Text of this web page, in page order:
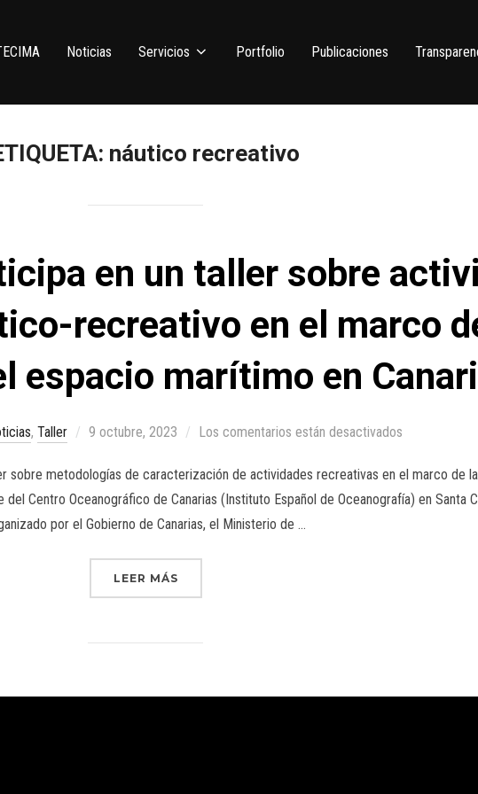
Noticias Servicios Portfolio Publicaciones
náutico recreativo
en un taller sobre
recreativo en el marco
espacio marítimo en
, Taller 9 octubre, 2023 Los comentarios están desactivados
sobre metodologías de caracterización de actividades recreativas en el marco de
Centro Oceanográfico de Canarias (Instituto Español de Oceanografía) en Santa
por el Gobierno de Canarias, el Ministerio de …
LEER MÁS